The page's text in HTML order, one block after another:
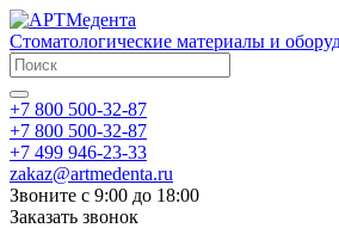
Стоматологические материалы и
+7 800 500-32-87
+7 800 500-32-87
+7 499 946-23-33
zakaz@artmedenta.ru
Звоните с 9:00 до 18:00
Заказать звонок